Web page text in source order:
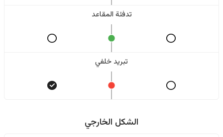
تدفئة المقاعد
تبريد خلفي
الشكل الخارجي